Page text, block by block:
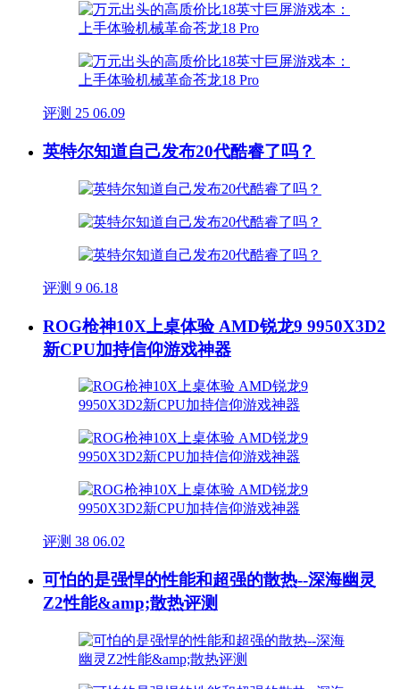
评测 25 06.09
英特尔知道自己发布20代酷睿了吗？
评测 9 06.18
ROG枪神10X上桌体验 AMD锐龙9 9950X3D2
新CPU加持信仰游戏神器
评测 38 06.02
可怕的是强悍的性能和超强的散热--深海幽灵
Z2性能&amp;散热评测